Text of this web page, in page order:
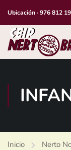
Ubicación·976 812
Inicio Nerto